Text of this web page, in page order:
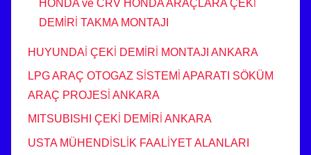
HONDA ve CRV HONDA ARAÇLARA ÇEKİ
DEMİRİ TAKMA MONTAJI
HUYUNDAİ ÇEKİ DEMİRİ MONTAJI ANKARA
LPG ARAÇ OTOGAZ SİSTEMİ APARATI SÖKÜM
ARAÇ PROJESİ ANKARA
MITSUBISHI ÇEKİ DEMİRİ ANKARA
USTA MÜHENDİSLİK FAALİYET ALANLARI